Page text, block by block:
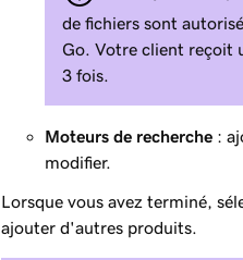
de fichiers sont
Go. Votre client reçoit
3 fois.
Moteurs de recherche :
modifier.
Lorsque vous avez terminé,
ajouter d'autres produits.